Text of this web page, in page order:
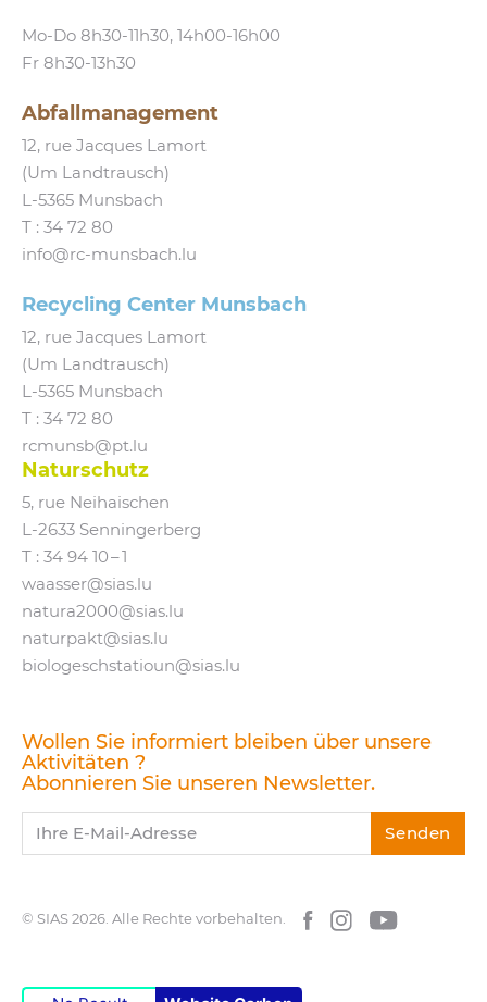
Mo-Do 8h30-11h30, 14h00-16h00
Fr 8h30-13h30
Abfallmanagement
12, rue Jacques Lamort
(Um Landtrausch)
L‑5365 Munsbach
T : 34 72 80
info@​rc-​munsbach.​lu
Recycling Center Munsbach
12, rue Jacques Lamort
(Um Landtrausch)
L‑5365 Munsbach
T : 34 72 80
rcmunsb@​pt.​lu
Naturschutz
5, rue Neihaischen
L‑2633 Senningerberg
T : 34 94 10 – 1
waasser@​sias.​lu
natura2000@​sias.​lu
naturpakt@​sias.​lu
biologeschstatioun@​sias.​lu
Wollen Sie informiert bleiben über unsere
Aktivitäten ?
Abonnieren Sie unseren Newsletter.
Ihre E-Mail-Adresse Senden
© SIAS 2026. Alle Rechte vorbehalten. FacebookInstagram